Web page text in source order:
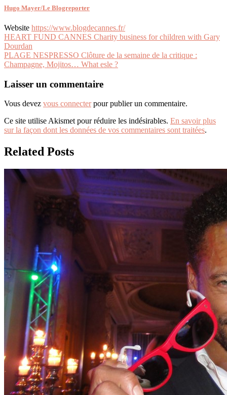
Hugo Mayer/Le Blogreporter
Website https://www.blogdecannes.fr/
Navigation
de
l’article
HEART FUND CANNES Charity business for children with Gary
Dourdan
PLAGE NESPRESSO Clôture de la semaine de la critique :
Champagne, Mojitos… What esle ?
Laisser un commentaire
Vous devez vous connecterpour publier un commentaire.
Ce site utilise Akismet pour réduire les indésirables. En savoir plus
sur la façon dont les données de vos commentaires sont traitées.
Related Posts